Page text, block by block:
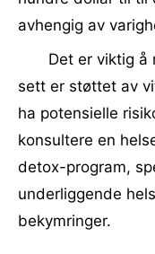
avhengig av
Det er viktig å
sett er støttet av
ha potensielle
konsultere en
detox-program,
underliggende
bekymringer.